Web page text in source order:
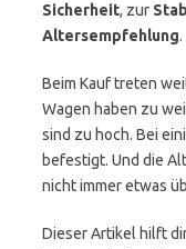
Sicherheit, zur
Altersempfehlung.
Beim Kauf treten
Wagen haben zu
sind zu hoch. Bei
befestigt. Und die
nicht immer etwas
Dieser Artikel hilft